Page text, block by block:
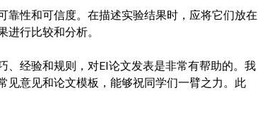
性和可信度。在描述实验结果时，应将它们放在
行比较和分析。
、经验和规则，对EI论文发表是非常有帮助的。我
见意见和论文模板，能够祝同学们一臂之力。此